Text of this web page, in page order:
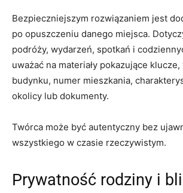
Bezpieczniejszym rozwiązaniem jest
po opuszczeniu danego miejsca.
podróży, wydarzeń, spotkań i
uważać na materiały pokazujące
budynku, numer mieszkania,
okolicy lub dokumenty.
Twórca może być autentyczny bez
wszystkiego w czasie rzeczywistym.
Prywatność rodziny i